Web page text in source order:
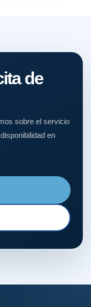
de
sobre el servicio
en